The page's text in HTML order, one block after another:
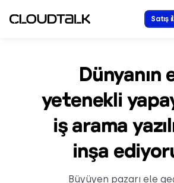
Satış
Dünyanın
yetenekli
iş arama
inşa
Büyüyen pazarı ele